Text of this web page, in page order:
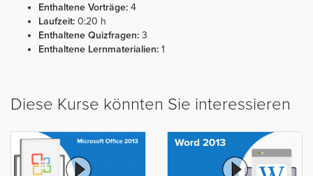
Enthaltene Vorträge: 4
Laufzeit: 0:20 h
Enthaltene Quizfragen: 3
Enthaltene Lernmaterialien: 1
Diese Kurse könnten Sie interessieren